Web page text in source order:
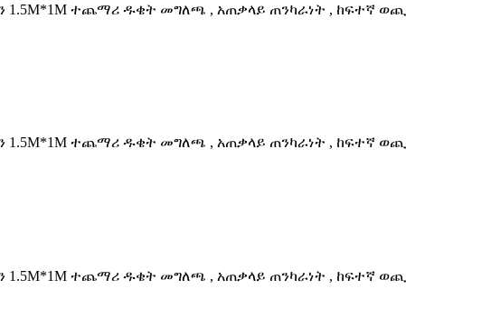
1.5M*1M ተጨማሪ ዱቄት መግለጫ , አጠቃላይ ጠንካራነት , ከፍተኛ ወጪ
1.5M*1M ተጨማሪ ዱቄት መግለጫ , አጠቃላይ ጠንካራነት , ከፍተኛ ወጪ
1.5M*1M ተጨማሪ ዱቄት መግለጫ , አጠቃላይ ጠንካራነት , ከፍተኛ ወጪ